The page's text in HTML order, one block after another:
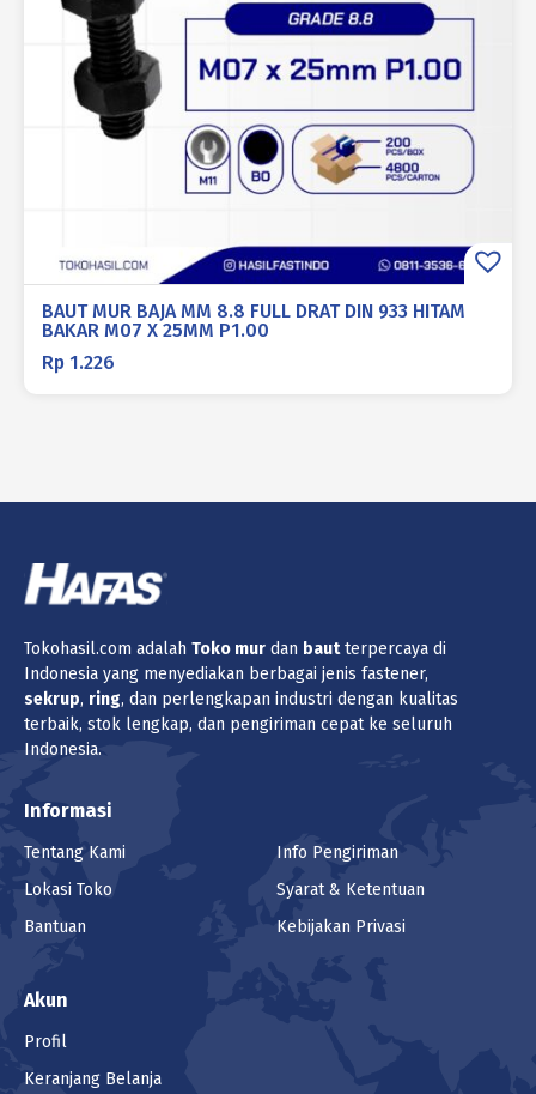
BAUT MUR BAJA MM 8.8 FULL DRAT DIN 933 HITAM
BAKAR M07 X 25MM P1.00
Rp 1.226
Tokohasil.com adalah Toko mur dan bautterpercaya di
Indonesia yang menyediakan berbagai jenis fastener,
sekrup, ring, dan perlengkapan industri dengan kualitas
terbaik, stok lengkap, dan pengiriman cepat ke seluruh
Indonesia.
Informasi
Tentang Kami
Lokasi Toko
Bantuan
Info Pengiriman
Syarat & Ketentuan
Kebijakan Privasi
Akun
Profil
Keranjang Belanja